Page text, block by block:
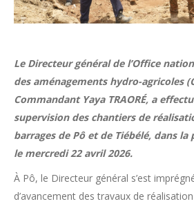
Le Directeur général de l’Office
des aménagements hydro-agricoles
Commandant Yaya TRAORÉ, a
supervision des chantiers de
barrages de Pô et de Tiébélé, dans
le mercredi 22 avril 2026.
À Pô, le Directeur général s’est
d’avancement des travaux de